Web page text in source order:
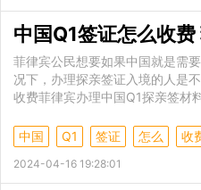
菲律宾公民想要如果中国就是需
况下，办理探亲签证入境的人是
收费菲律宾办理中国Q1探亲签材
中国 Q1 签证 怎么 收
2024-04-16 19:28:01